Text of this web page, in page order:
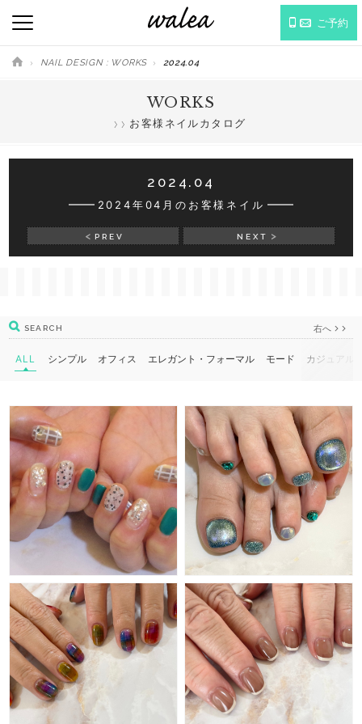
ご予約
NAIL DESIGN : WORKS 2024.04
WORKS
お客様ネイルカタログ
2024.04
2024年04月のお客様ネイル
PREV NEXT
SEARCH 右へ
ALL シンプル オフィス エレガント・フォーマル モード カジュアル